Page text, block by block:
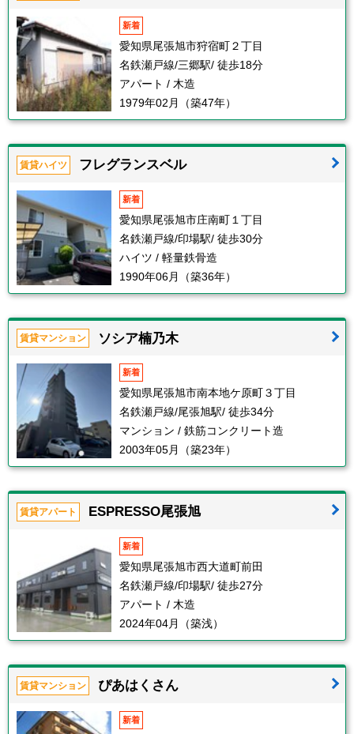
新着
愛知県尾張旭市狩宿町２丁目
名鉄瀬戸線/三郷駅/ 徒歩18分
アパート / 木造
1979年02月（築47年）
賃貸ハイツ フレグランスベル
新着
愛知県尾張旭市庄南町１丁目
名鉄瀬戸線/印場駅/ 徒歩30分
ハイツ / 軽量鉄骨造
1990年06月（築36年）
賃貸マンション ソシア楠乃木
新着
愛知県尾張旭市南本地ケ原町３丁目
名鉄瀬戸線/尾張旭駅/ 徒歩34分
マンション / 鉄筋コンクリート造
2003年05月（築23年）
賃貸アパート ESPRESSO尾張旭
新着
愛知県尾張旭市西大道町前田
名鉄瀬戸線/印場駅/ 徒歩27分
アパート / 木造
2024年04月（築浅）
賃貸マンション ぴあはくさん
新着